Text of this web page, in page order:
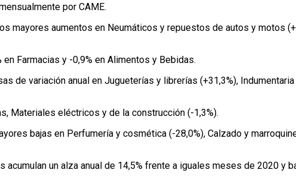
por CAME.
mayores aumentos en Neumáticos y repuestos de autos y motos
Farmacias y -0,9% en Alimentos y Bebidas.
de variación anual en Jugueterías y librerías (+31,3%),
Materiales eléctricos y de la construcción (-1,3%).
bajas en Perfumería y cosmética (-28,0%), Calzado y
un alza anual de 14,5% frente a iguales meses de 2020 y